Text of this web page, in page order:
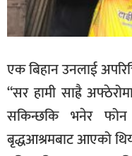
एक बिहान उनलाई
“सर हामी साह्रै
सकिन्छकि भनेर
बृद्धआश्रमबाट आएको